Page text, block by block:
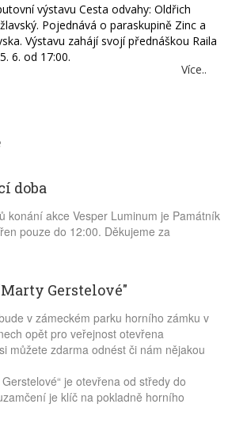
výstavu Cesta odvahy: Oldřich
Pojednává o paraskupině Zinc a
Výstavu zahájí svojí přednáškou Raila
6. od 17:00.
Více..
doba
konání akce Vesper Luminum je Památník
pouze do 12:00. Děkujeme za
Gerstelové"
v zámeckém parku horního zámku v
opět pro veřejnost otevřena
můžete zdarma odnést či nám nějakou
je otevřena od středy do
je klíč na pokladně horního